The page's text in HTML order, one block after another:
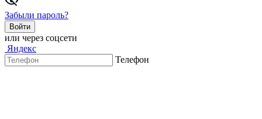
Забыли пароль?
Войти
или через соцсети
Яндекс
Телефон